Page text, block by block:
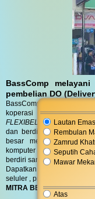
Lautan
Rembulan
Zamrud
Seputih
Mawar
Atas
BassComp
pembelian DO
BassComp juga
koperasi dan
FLEXIBEL
sesuai
dan berdiri selama
besar mempercayai
komputer termurah dan
berdiri sampai saat ini.
Dapatkan penawaran
seluler , printer, alat tulis,
MITRA BELANJA dan